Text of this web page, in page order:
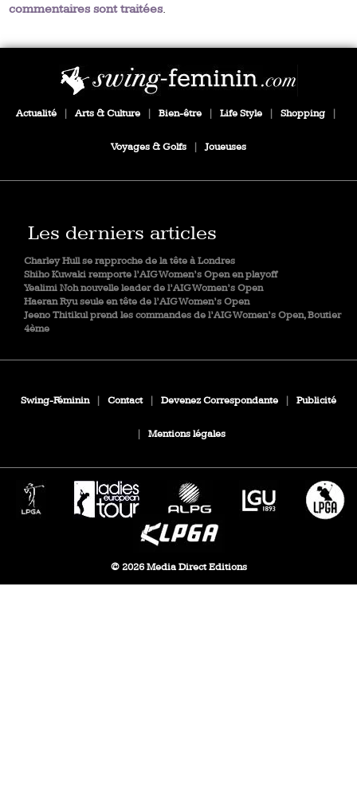
commentaires sont traitées.
Actualité Arts & Culture Bien-être Life Style Shopping
Voyages & Golfs Joueuses
Les derniers articles
Charley Hull se rapproche de la tête à Londres
Shiho Kuwaki remporte l’AIG Women’s Open en playoff
Yealimi Noh nouvelle leader de l’AIG Women’s Open
Haeran Ryu seule en tête de l’AIG Women’s Open
Jeeno Thitikul prend les commandes de l’AIG Women’s Open, Boutier
4ème
Swing-Féminin Contact Devenez Correspondante Publicité
Mentions légales
© 2026 Media Direct Editions